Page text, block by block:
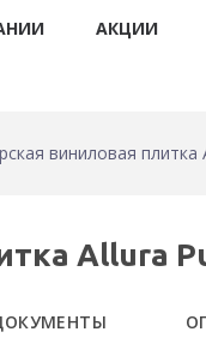
АКЦИИ
виниловая
Allura